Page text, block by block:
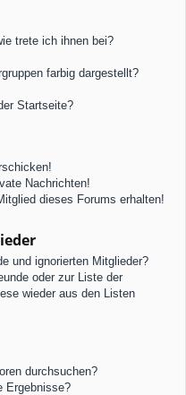
trete ich ihnen bei?
farbig dargestellt?
Startseite?
Nachrichten!
dieses Forums erhalten!
und ignorierten Mitglieder?
oder zur Liste der
wieder aus den Listen
durchsuchen?
Ergebnisse?